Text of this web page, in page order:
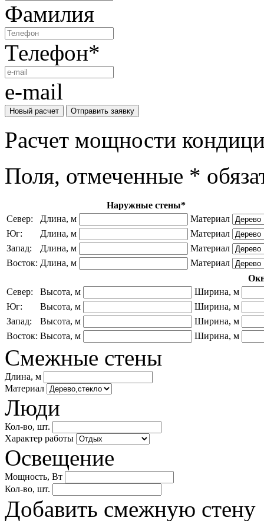
Фамилия
Телефон*
e-mail
Новый расчет Отправить заявку
Расчет мощности
Поля, отмеченные *
Наружные стены*
Север:
Длина, м
Материал
Юг:
Длина, м
Материал
Запад:
Длина, м
Материал
Восток: Длина, м
Материал
Север:
Высота, м
Ширина, м
Юг:
Высота, м
Ширина, м
Запад:
Высота, м
Ширина, м
Восток: Высота, м Ширина, м
Смежные стены
Длина, м
Материал
Люди
Кол-во, шт.
Характер работы
Освещение
Мощность, Вт
Кол-во, шт.
Добавить смежную стену